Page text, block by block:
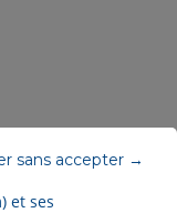
et ses
sans accepter →